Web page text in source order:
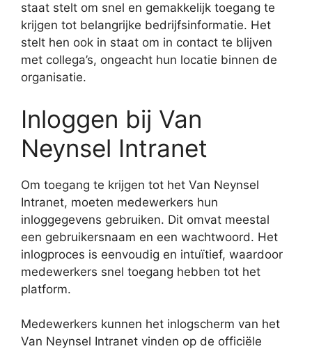
staat stelt om snel en gemakkelijk toegang te
krijgen tot belangrijke bedrijfsinformatie. Het
stelt hen ook in staat om in contact te blijven
met collega’s, ongeacht hun locatie binnen de
organisatie.
Inloggen bij Van
Neynsel Intranet
Om toegang te krijgen tot het Van Neynsel
Intranet, moeten medewerkers hun
inloggegevens gebruiken. Dit omvat meestal
een gebruikersnaam en een wachtwoord. Het
inlogproces is eenvoudig en intuïtief, waardoor
medewerkers snel toegang hebben tot het
platform.
Medewerkers kunnen het inlogscherm van het
Van Neynsel Intranet vinden op de officiële